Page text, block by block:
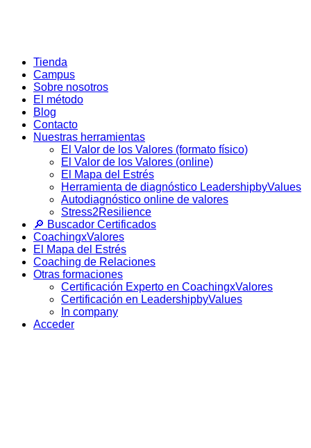
Tienda
Campus
Sobre nosotros
El método
Blog
Contacto
Nuestras herramientas
El Valor de los Valores (formato físico)
El Valor de los Valores (online)
El Mapa del Estrés
Herramienta de diagnóstico LeadershipbyValues
Autodiagnóstico online de valores
Stress2Resilience
🔎 Buscador Certificados
CoachingxValores
El Mapa del Estrés
Coaching de Relaciones
Otras formaciones
Certificación Experto en CoachingxValores
Certificación en LeadershipbyValues
In company
Acceder